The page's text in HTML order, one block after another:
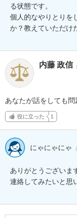
る状態です。
個人的なやりとりを
か？教えていただけ
内藤 政信
あなたが話をしても問
役に立った 1
にゃにゃにゃ
ありがとうございま
連絡してみたいと思